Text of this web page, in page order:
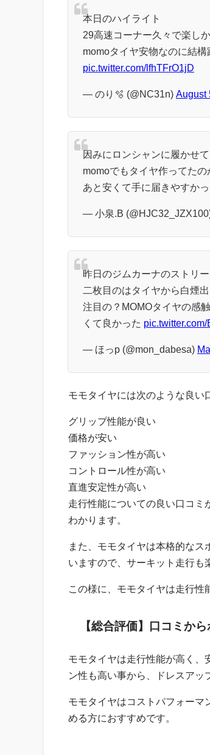
本日のハイライト
29高速コーナー久々で楽し
momoタイヤ安物なのに結
pic.twitter.com/lfhTFrO1jD
— のり🫧 (@NC31n) August
因みにロンシャンに履かせ
momoでもタイヤ作ってた
あと安くて手に届きやすか
— 小泉.B
昨日のジムカーナのストリ
二枚目のはタイヤから白煙
注目の？MOMOタイヤの感
くて良かった
— ほっp (@mon_dabesa)
モモタイヤには次のような良い
グリップ性能が良い
価格が安い
ファッション性が高い
コントロール性が高い
直進安定性が高い
走行性能についての良い口コミ
わかります。
また、モモタイヤは本格的なス
いますので、サーキット走行も
この様に、モモタイヤは走行性
【総合評価】口コミか
モモタイヤは走行性能が高く、
ン性も高い事から、ドレスアッ
モモタイヤはコストパフォーマ
める方におすすめです。